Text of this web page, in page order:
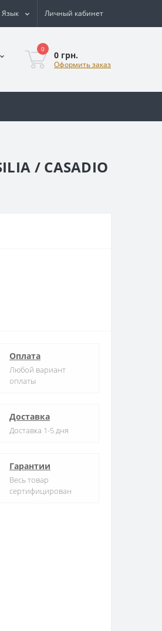
Язык Личный кабинет
0
0 грн.
Оформить заказ
/ CASADIO
Оплата
Любой вариант
оплаты
Доставка
Доставка 1-5 дня
Гарантии
Весь товар
сертифицирован